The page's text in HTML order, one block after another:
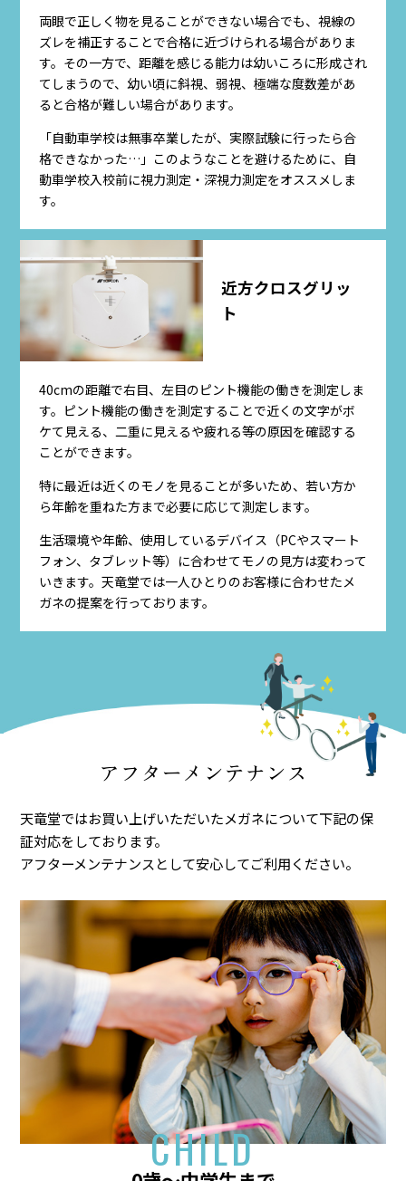
両眼で正しく物を見ることができない場合でも、視線の
ズレを補正することで合格に近づけられる場合がありま
す。その一方で、距離を感じる能力は幼いころに形成され
てしまうので、幼い頃に斜視、弱視、極端な度数差があ
ると合格が難しい場合があります。
「自動車学校は無事卒業したが、実際試験に行ったら合
格できなかった…」このようなことを避けるために、自
動車学校入校前に視力測定・深視力測定をオススメしま
す。
近方クロスグリッ
ト
40cmの距離で右目、左目のピント機能の働きを測定しま
す。ピント機能の働きを測定することで近くの文字がボ
ケて見える、二重に見えるや疲れる等の原因を確認する
ことができます。
特に最近は近くのモノを見ることが多いため、若い方か
ら年齢を重ねた方まで必要に応じて測定します。
生活環境や年齢、使用しているデバイス（PCやスマート
フォン、タブレット等）に合わせてモノの見方は変わって
いきます。天竜堂では一人ひとりのお客様に合わせたメ
ガネの提案を行っております。
アフターメンテナンス
天竜堂ではお買い上げいただいたメガネについて下記の保
証対応をしております。
アフターメンテナンスとして安心してご利用ください。
CHILD